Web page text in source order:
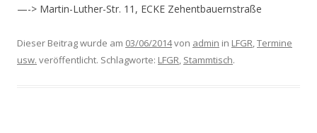
—-> Martin-Luther-Str. 11, ECKE Zehentbauernstraße
Dieser Beitrag wurde am 03/06/2014von admin in LFGR,Termine
usw. veröffentlicht. Schlagworte: LFGR, Stammtisch.